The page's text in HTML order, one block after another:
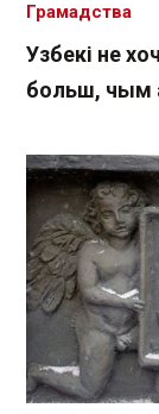
Узбекі не
больш, чым
Грамадства